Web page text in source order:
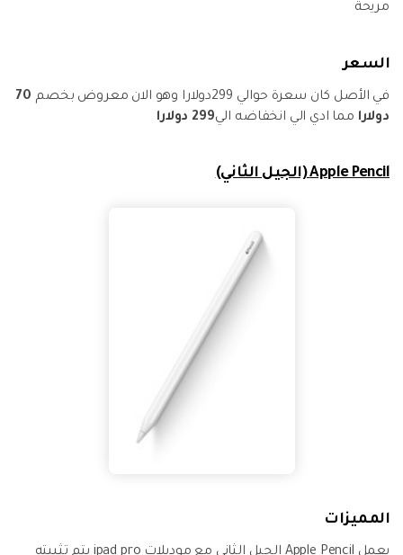
مريحة
السعر
في الأصل كان سعرة حوالي 299دولارا وهو الان معروض بخصم
70
دولارا مما ادي الي انخفاضه الي299 دولارا
Apple Pencil (الجيل الثاني)
المميزات
يعمل Apple Pencil الجيل الثاني مع موديلات ipad pro يتم تثبيته